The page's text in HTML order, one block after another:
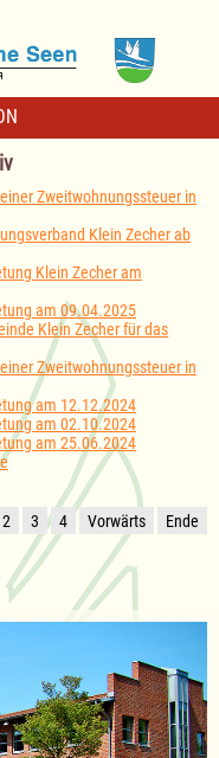
Zweitwohnungssteuer in
Klein Zecher ab
Klein Zecher am
am 09.04.2025
Klein Zecher für das
Zweitwohnungssteuer in
am 12.12.2024
am 02.10.2024
am 25.06.2024
2 3 4 Vorwärts Ende